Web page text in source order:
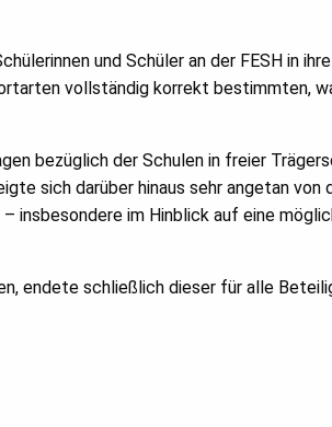
und Schüler an der FESH in
vollständig korrekt bestimmten,
bezüglich der Schulen in freier
sich darüber hinaus sehr angetan
insbesondere im Hinblick auf eine
endete schließlich dieser für alle